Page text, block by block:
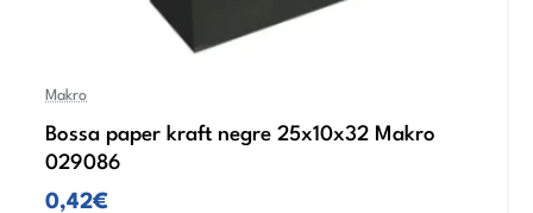
Makro
Bossa paper kraft negre 25x10x32 Makro
029086
0,42€